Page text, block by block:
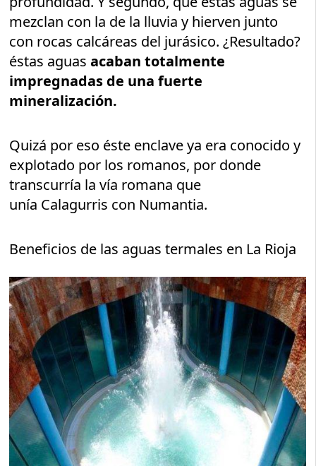
mezclan con la de la lluvia y hierven junto
con rocas calcáreas del jurásico. ¿Resultado?
éstas aguasacaban totalmente
impregnadas de una fuerte
mineralización.
Quizá por eso éste enclave ya era conocido y
explotado por los romanos, por donde
transcurría la vía romana que
unía Calagurris con Numantia.
Beneficios de las aguas termales en La Rioja